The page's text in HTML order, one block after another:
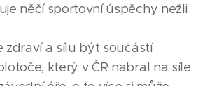
něčí sportovní úspěchy nežli
zdraví a sílu být součástí
který v ČR nabral na síle